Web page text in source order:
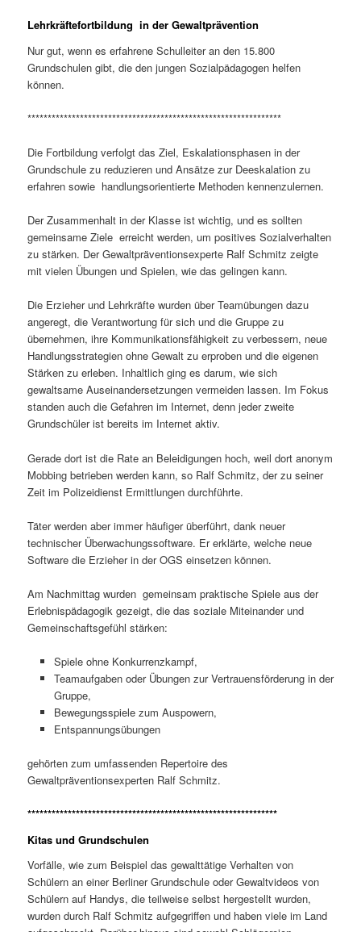
Lehrkräftefortbildung in der Gewaltprävention
Nur gut, wenn es erfahrene Schulleiter an den 15.800
Grundschulen gibt, die den jungen Sozialpädagogen helfen
können.
***************************************************************
Die Fortbildung verfolgt das Ziel, Eskalationsphasen in der
Grundschule zu reduzieren und Ansätze zur Deeskalation zu
erfahren sowie handlungsorientierte Methoden kennenzulernen.
Der Zusammenhalt in der Klasse ist wichtig, und es sollten
gemeinsame Ziele erreicht werden, um positives Sozialverhalten
zu stärken. Der Gewaltpräventionsexperte Ralf Schmitz zeigte
mit vielen Übungen und Spielen, wie das gelingen kann.
Die Erzieher und Lehrkräfte wurden über Teamübungen dazu
angeregt, die Verantwortung für sich und die Gruppe zu
übernehmen, ihre Kommunikationsfähigkeit zu verbessern, neue
Handlungsstrategien ohne Gewalt zu erproben und die eigenen
Stärken zu erleben. Inhaltlich ging es darum, wie sich
gewaltsame Auseinandersetzungen vermeiden lassen. Im Fokus
standen auch die Gefahren im Internet, denn jeder zweite
Grundschüler ist bereits im Internet aktiv.
Gerade dort ist die Rate an Beleidigungen hoch, weil dort anonym
Mobbing betrieben werden kann, so Ralf Schmitz, der zu seiner
Zeit im Polizeidienst Ermittlungen durchführte.
Täter werden aber immer häufiger überführt, dank neuer
technischer Überwachungssoftware. Er erklärte, welche neue
Software die Erzieher in der OGS einsetzen können.
Am Nachmittag wurden gemeinsam praktische Spiele aus der
Erlebnispädagogik gezeigt, die das soziale Miteinander und
Gemeinschaftsgefühl stärken:
Spiele ohne Konkurrenzkampf,
Teamaufgaben oder Übungen zur Vertrauensförderung in der
Gruppe,
Bewegungsspiele zum Auspowern,
Entspannungsübungen
gehörten zum umfassenden Repertoire des
Gewaltpräventionsexperten Ralf Schmitz.
**************************************************************
Kitas und Grundschulen
Vorfälle, wie zum Beispiel das gewalttätige Verhalten von
Schülern an einer Berliner Grundschule oder Gewaltvideos von
Schülern auf Handys, die teilweise selbst hergestellt wurden,
wurden durch Ralf Schmitz aufgegriffen und haben viele im Land